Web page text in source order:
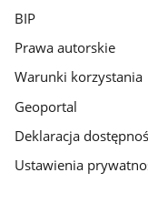
BIP
Prawa autorskie
Warunki korzystania
Geoportal
Deklaracja
Ustawienia